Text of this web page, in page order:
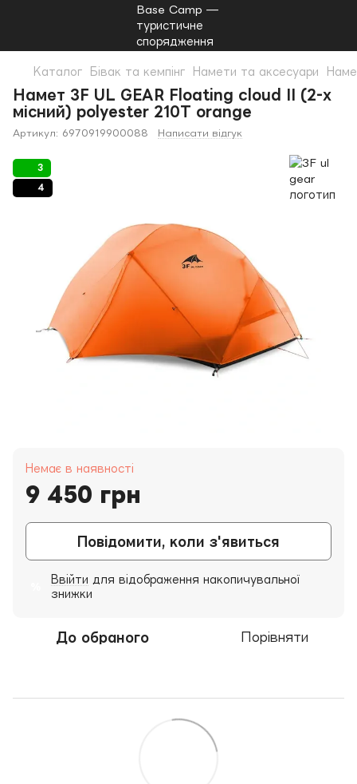
Каталог Бівак та кемпінг Намети та аксесуари
Намет 3F UL GEAR Floating cloud II (2-х
місний) polyester 210T orange
Артикул: 6970919900088 Написати відгук
3
4
Немає в наявності
9 450 грн
Повідомити, коли з'явиться
Ввійти для відображення накопичувальної
знижки
До обраного Порівняти